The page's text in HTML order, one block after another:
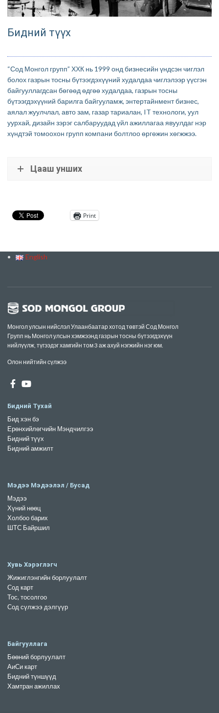
Бидний түүх
“Сод Монгол групп” ХХК нь 1999 онд бизнесийн үндсэн чиглэл
болох газрын тосны бүтээгдэхүүний худалдаа чиглэлээр үүсгэн
байгууллагдсан бөгөөд өдгөө худалдаа, газрын тосны
бүтээгдэхүүний барилга байгууламж, энтертайнмент бизнес,
аялал жуулчлал, авто зам, газар тариалан, IT технологи, уул
уурхай, дизайн зэрэг салбаруудад үйл ажиллагаа явуулдаг нэр
хүндтэй томоохон групп компани болтлоо өргөжин хөгжжээ.
Цааш унших
Print
English
Монгол улсын нийслэл Улаанбаатар хотод төвтэй Сод Монгол
Групп нь Монгол улсын хэмжээнд газрын тосны бүтээгдэхүүн
нийлүүлж, түгээдэг хамгийн том 3 аж ахуй нэгжийн нэг юм.
Олон нийтийн сүлжээ
Бидний Тухай
Бид хэн бэ
Ерөнхийлөгчийн Мэндчилгээ
Бидний түүх
Бидний амжилт
Мэдээ Мэдээлэл / Бусад
Мэдээ
Хүний нөөц
Холбоо барих
ШТС Байршил
Хувь Хэрэглэгч
Жижиглэнгийн борлуулалт
Сод карт
Тос, тосолгоо
Сод сүлжээ дэлгүүр
Байгууллага
Бөөний борлуулалт
АиСи карт
Бидний түншүүд
Хамтран ажиллах